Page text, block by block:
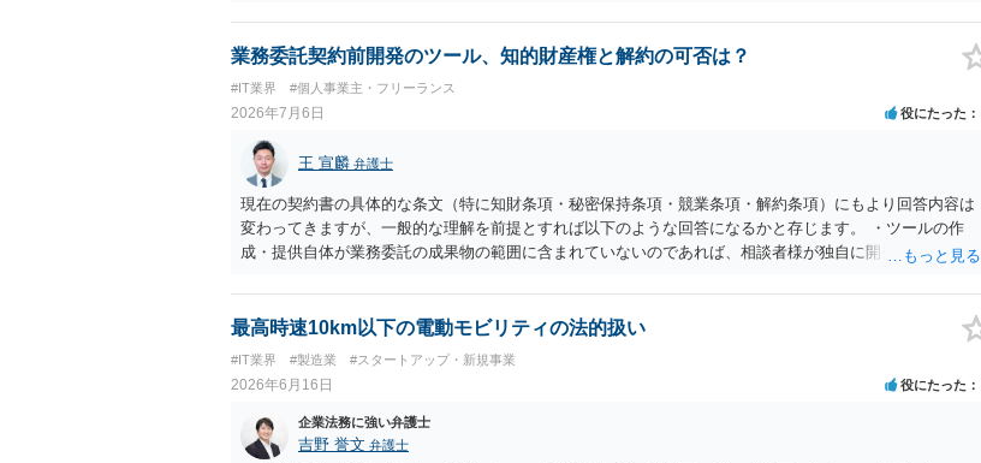
業務委託契約前開発のツール、知的財産権と解約の可否は？
#IT業界 #個人事業主・フリーランス
2026年7月6日 役にたった
王 宣麟 弁護士
現在の契約書の具体的な条文（特に知財条項・秘密保持条項・競業条項・解約条項）にもより回答内容は
変わってきますが、一般的な理解を前提とすれば以下のような回答になるかと存じます。 ・ツールの作
成・提供自体が業務委託の成果物の範囲に含まれていないのであれば、相談者様が独自に開発したツール
とも可能。ただし合意解除する場合の条項については、契約書上の他の条項との兼ね合いで不利にならな
いよう調整が必要 ・契約を残す場合は、競業避止義務が契約上課されているのであれば、同業に納品する
う建付けになっている場合は、契約終了後であっても注意が必要 ということになるかと存じます。 ご不
安であれば、契約書類等一式を持参して弁護士の相談されることをお勧めします。
最高時速10km以下の電動モビリティの法的扱い
#IT業界 #製造業 #スタートアップ・新規事業
2026年6月16日 役にたった
企業法務に強い弁護士
吉野 誉文 弁護士